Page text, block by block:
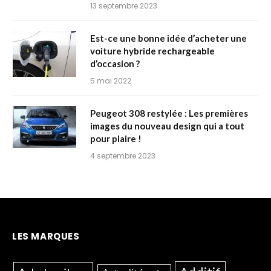
13 septembre 2023
Est-ce une bonne idée d’acheter une
voiture hybride rechargeable
d’occasion ?
5 mai 2022
Peugeot 308 restylée : Les premières
images du nouveau design qui a tout
pour plaire !
4 septembre 2023
LES MARQUES